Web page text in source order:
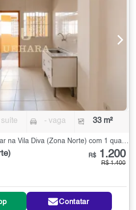
suíte - vaga 33 m²
Casa Térrea para Alugar na Vila Diva (Zona Norte) com 1 quarto - 33 m²
R$ 1.200
R$ 1.400
Contatar